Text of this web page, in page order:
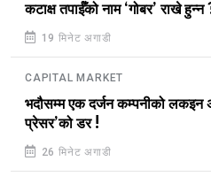
कटाक्ष तपाईँको नाम ‘गोबर’ राखे हुन्न
19 मिनेट अगाडी
CAPITAL MARKET
भदौसम्म एक दर्जन कम्पनीको लकइन
प्रेसर’को डर !
26 मिनेट अगाडी